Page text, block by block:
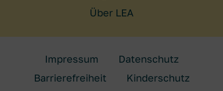
Über LEA
Impressum
Datenschutz
Barrierefreiheit
Kinderschutz